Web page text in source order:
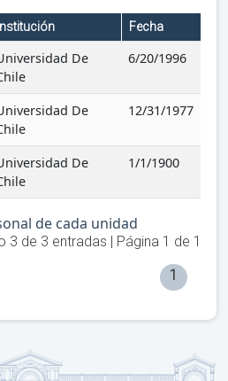
Institución Fecha
De
6/20/1996
De
12/31/1977
De
1/1/1900
de cada unidad
3 de 3 entradas | Página 1 de 1
1